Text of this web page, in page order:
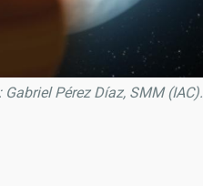
Pérez Díaz, SMM (IAC).